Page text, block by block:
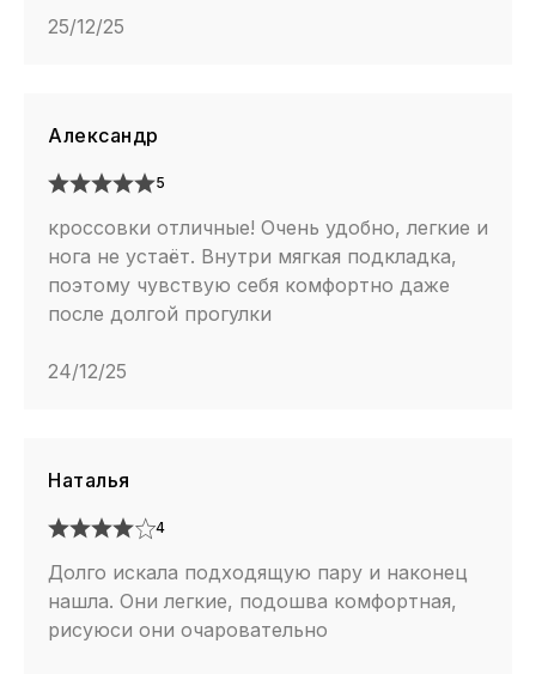
25/12/25
Александр
5
кроссовки отличные! Очень удобно, легкие и
нога не устаёт. Внутри мягкая подкладка,
поэтому чувствую себя комфортно даже
после долгой прогулки
24/12/25
Наталья
4
Долго искала подходящую пару и наконец
нашла. Они легкие, подошва комфортная,
рисуюси они очаровательно